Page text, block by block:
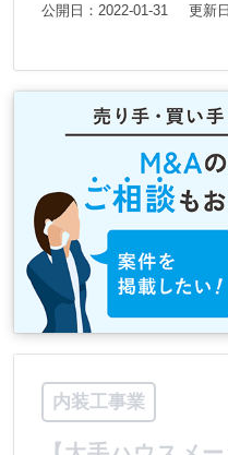
公開日：2022-01-31 更新
内装工事業